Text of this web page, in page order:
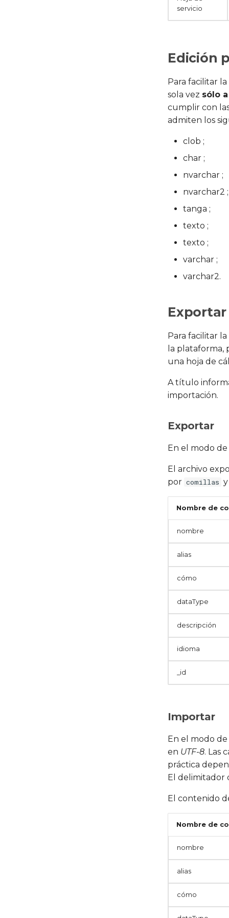
servicio
Edición
Para facilitar
sola vez sólo
cumplir con
admiten los
clob ;
char ;
nvarchar ;
nvarchar2 ;
tanga ;
texto ;
texto ;
varchar ;
varchar2.
Para facilitar
la plataforma,
una hoja de
A título
importación.
Exportar
En el modo de
El archivo
por comillas
Nombre de
nombre
alias
cómo
dataType
descripción
idioma
_id
Importar
En el modo de
en UTF-8. Las
práctica
El delimitador
El contenido
Nombre de
nombre
alias
cómo